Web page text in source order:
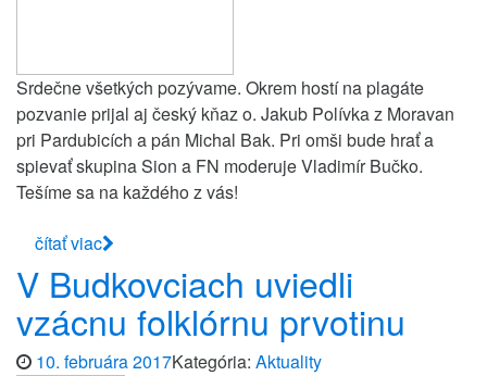
Srdečne všetkých pozývame. Okrem hostí na plagáte
pozvanie prijal aj český kňaz o. Jakub Polívka z Moravan
pri Pardubicích a pán Michal Bak. Pri omši bude hrať a
spievať skupina Sion a FN moderuje Vladimír Bučko.
Tešíme sa na každého z vás!
čítať viac
V Budkovciach uviedli
vzácnu folklórnu prvotinu
10. februára 2017Kategória: Aktuality